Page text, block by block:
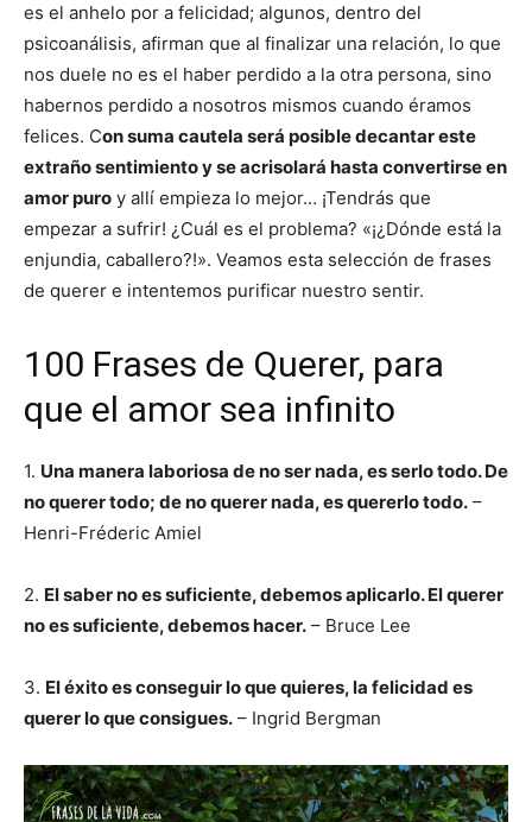
es el anhelo por a felicidad; algunos, dentro del
psicoanálisis, afirman que al finalizar una relación, lo que
nos duele no es el haber perdido a la otra persona, sino
habernos perdido a nosotros mismos cuando éramos
felices. Con suma cautela será posible decantar este
extraño sentimiento y se acrisolará hasta convertirse en
amor puro y allí empieza lo mejor… ¡Tendrás que
empezar a sufrir! ¿Cuál es el problema? «¡¿Dónde está la
enjundia, caballero?!». Veamos esta selección de frases
de querer e intentemos purificar nuestro sentir.
100 Frases de Querer, para
que el amor sea infinito
1. Una manera laboriosa de no ser nada, es serlo todo. De
no querer todo; de no querer nada, es quererlo todo. –
Henri-Fréderic Amiel
2. El saber no es suficiente, debemos aplicarlo. El querer
no es suficiente, debemos hacer. – Bruce Lee
3. El éxito es conseguir lo que quieres, la felicidad es
querer lo que consigues. – Ingrid Bergman